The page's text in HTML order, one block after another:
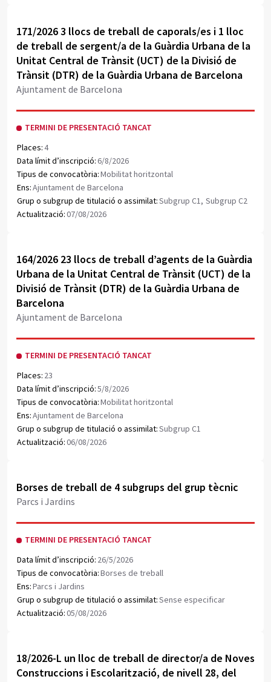
Obrir document PDF
171/2026 3 llocs de treball de caporals/es i 1 lloc
de treball de sergent/a de la Guàrdia Urbana de la
Unitat Central de Trànsit (UCT) de la Divisió de
Trànsit (DTR) de la Guàrdia Urbana de Barcelona
Ajuntament de Barcelona
TERMINI DE PRESENTACIÓ TANCAT
Places:4
Data límit d’inscripció:6/8/2026
Tipus de convocatòria:Mobilitat horitzontal
Ens:Ajuntament de Barcelona
Grup o subgrup de titulació o assimilat:Subgrup C1, Subgrup C2
Actualització:07/08/2026
Obrir document PDF
164/2026 23 llocs de treball d’agents de la Guàrdia
Urbana de la Unitat Central de Trànsit (UCT) de la
Divisió de Trànsit (DTR) de la Guàrdia Urbana de
Barcelona
Ajuntament de Barcelona
TERMINI DE PRESENTACIÓ TANCAT
Places: 23
Data límit d’inscripció:5/8/2026
Tipus de convocatòria:Mobilitat horitzontal
Ens:Ajuntament de Barcelona
Grup o subgrup de titulació o assimilat:Subgrup C1
Actualització:06/08/2026
Obrir document PDF
Borses de treball de 4 subgrups del grup tècnic
Parcs i Jardins
TERMINI DE PRESENTACIÓ TANCAT
Data límit d’inscripció: 26/5/2026
Tipus de convocatòria:Borses de treball
Ens:Parcs i Jardins
Grup o subgrup de titulació o assimilat:Sense especificar
Actualització:05/08/2026
Obrir document PDF
18/2026-L un lloc de treball de director/a de Noves
Construccions i Escolarització, de nivell 28, del